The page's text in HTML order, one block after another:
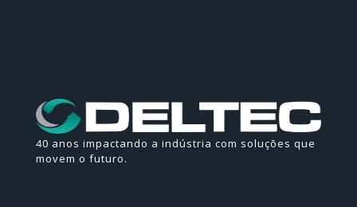
40 anos impactando a indústria com soluções que
movem o futuro.